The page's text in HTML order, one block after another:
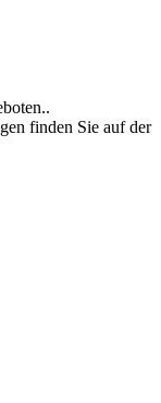
finden Sie auf der